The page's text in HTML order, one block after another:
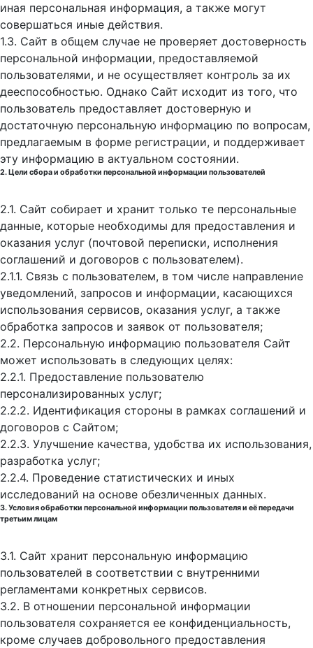
иная персональная информация, а также могут
совершаться иные действия.
1.3. Сайт в общем случае не проверяет достоверность
персональной информации, предоставляемой
пользователями, и не осуществляет контроль за их
дееспособностью. Однако Сайт исходит из того, что
пользователь предоставляет достоверную и
достаточную персональную информацию по вопросам,
предлагаемым в форме регистрации, и поддерживает
эту информацию в актуальном состоянии.
2. Цели сбора и обработки персональной информации пользователей
2.1. Сайт собирает и хранит только те персональные
данные, которые необходимы для предоставления и
оказания услуг (почтовой переписки, исполнения
соглашений и договоров с пользователем).
2.1.1. Связь с пользователем, в том числе направление
уведомлений, запросов и информации, касающихся
использования сервисов, оказания услуг, а также
обработка запросов и заявок от пользователя;
2.2. Персональную информацию пользователя Сайт
может использовать в следующих целях:
2.2.1. Предоставление пользователю
персонализированных услуг;
2.2.2. Идентификация стороны в рамках соглашений и
договоров с Сайтом;
2.2.3. Улучшение качества, удобства их использования,
разработка услуг;
2.2.4. Проведение статистических и иных
исследований на основе обезличенных данных.
3. Условия обработки персональной информации пользователя и её передачи
третьим лицам
3.1. Сайт хранит персональную информацию
пользователей в соответствии с внутренними
регламентами конкретных сервисов.
3.2. В отношении персональной информации
пользователя сохраняется ее конфиденциальность,
кроме случаев добровольного предоставления